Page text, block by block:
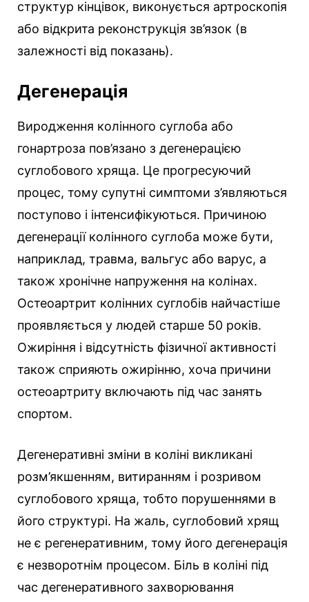
структур кінцівок, виконується артроскопія
або відкрита реконструкція зв’язок (в
залежності від показань).
Дегенерація
Виродження колінного суглоба або
гонартроза пов’язано з дегенерацією
суглобового хряща. Це прогресуючий
процес, тому супутні симптоми з’являються
поступово і інтенсифікуються. Причиною
дегенерації колінного суглоба може бути,
наприклад, травма, вальгус або варус, а
також хронічне напруження на колінах.
Остеоартрит колінних суглобів найчастіше
проявляється у людей старше 50 років.
Ожиріння і відсутність фізичної активності
також сприяють ожирінню, хоча причини
остеоартриту включають під час занять
спортом.
Дегенеративні зміни в коліні викликані
розм’якшенням, витиранням і розривом
суглобового хряща, тобто порушеннями в
його структурі. На жаль, суглобовий хрящ
не є регенеративним, тому його дегенерація
є незворотнім процесом. Біль в коліні під
час дегенеративного захворювання